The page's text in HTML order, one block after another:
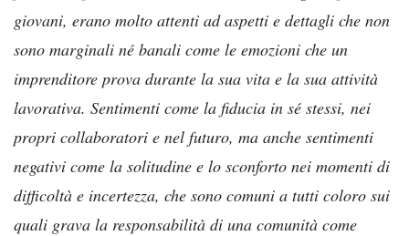
giovani, erano molto attenti ad aspetti e dettagli che non
sono marginali né banali come le emozioni che un
imprenditore prova durante la sua vita e la sua attività
lavorativa. Sentimenti come la fiducia in sé stessi, nei
propri collaboratori e nel futuro, ma anche sentimenti
negativi come la solitudine e lo sconforto nei momenti di
difficoltà e incertezza, che sono comuni a tutti coloro sui
quali grava la responsabilità di una comunità come